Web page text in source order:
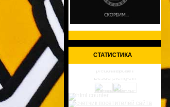
СТАТИСТИКА